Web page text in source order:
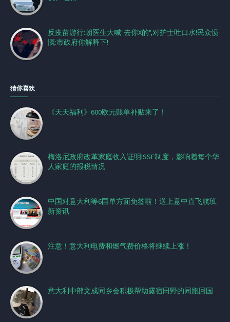
反疫苗游行:朝医生大喊"去你X的",对护士吐口水!民众愤
慨:市政府你解释下!
猜你喜欢
《天天福利》600欧元账单补贴来了！
梅洛尼政府改革家庭收入证明ISSE制度，影响着每个华
人家庭的报税情况
中国对意大利等6国单方面免签啦！送上意中直飞航班
新资讯
注意！意大利电费和燃气费价格将继续上涨！
意大利中部文成同乡会积极帮助露宿田野的同胞回国